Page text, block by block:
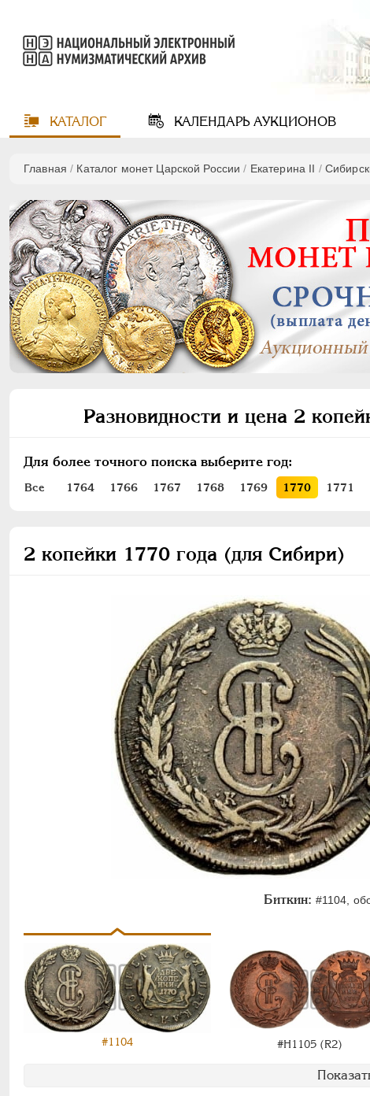
КАТАЛОГ КАЛЕНДАРЬАУКЦИОНОВ
Главная / Каталог монет Царской России / Екатерина II /
Разновидности и цена 2
Для более точного поиска выберите год:
Все 1764 1766 1767 1768 1769 1770 1771
2 копейки 1770 года (для Сибири)
Биткин: #1104,
#1104 #Н1105 (R2)